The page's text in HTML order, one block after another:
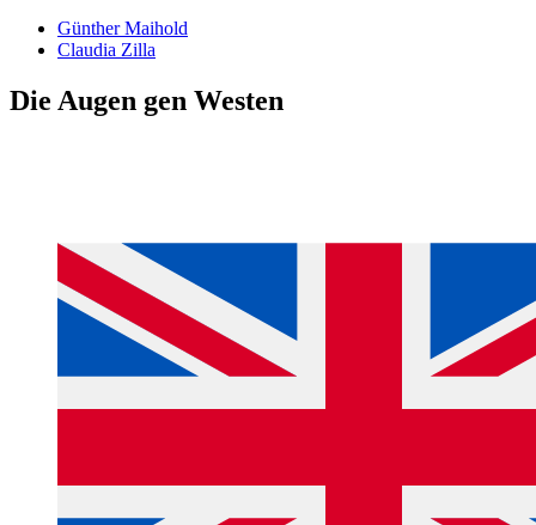
Günther Maihold
Claudia Zilla
Die Augen gen Westen